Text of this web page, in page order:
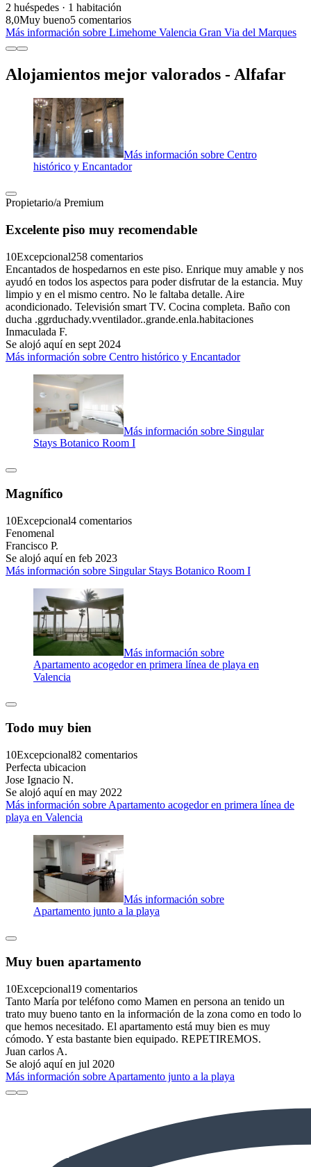
2 huéspedes · 1 habitación
8,0Muy bueno5 comentarios
Más información sobre Limehome Valencia Gran Via del Marques
Alojamientos mejor valorados - Alfafar
Más información sobre Centro
histórico y Encantador
Propietario/a Premium
Excelente piso muy recomendable
10Excepcional258 comentarios
Encantados de hospedarnos en este piso. Enrique muy amable y nos
ayudó en todos los aspectos para poder disfrutar de la estancia. Muy
limpio y en el mismo centro. No le faltaba detalle. Aire
acondicionado. Televisión smart TV. Cocina completa. Baño con
ducha .ggrduchady.vventilador..grande.enla.habitaciones
Inmaculada F.
Se alojó aquí en sept 2024
Más información sobre Centro histórico y Encantador
Más información sobre Singular
Stays Botanico Room I
Magnífico
10Excepcional4 comentarios
Fenomenal
Francisco P.
Se alojó aquí en feb 2023
Más información sobre Singular Stays Botanico Room I
Más información sobre
Apartamento acogedor en primera línea de playa en
Valencia
Todo muy bien
10Excepcional82 comentarios
Perfecta ubicacion
Jose Ignacio N.
Se alojó aquí en may 2022
Más información sobre Apartamento acogedor en primera línea de
playa en Valencia
Más información sobre
Apartamento junto a la playa
Muy buen apartamento
10Excepcional19 comentarios
Tanto María por teléfono como Mamen en persona an tenido un
trato muy bueno tanto en la información de la zona como en todo lo
que hemos necesitado. El apartamento está muy bien es muy
cómodo. Y esta bastante bien equipado. REPETIREMOS.
Juan carlos A.
Se alojó aquí en jul 2020
Más información sobre Apartamento junto a la playa